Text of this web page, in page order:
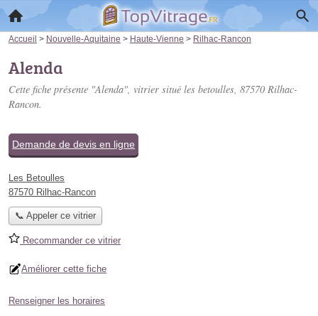
Accueil > Nouvelle-Aquitaine > Haute-Vienne > Rilhac-Rancon
Alenda
Cette fiche présente "Alenda", vitrier situé les betoulles, 87570 Rilhac-
Rancon.
Demande de devis en ligne
Les Betoulles
87570 Rilhac-Rancon
📞 Appeler ce vitrier
Recommander ce vitrier
Améliorer cette fiche
Renseigner les horaires